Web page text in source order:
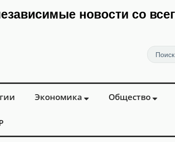
новости со
Экономика Общество